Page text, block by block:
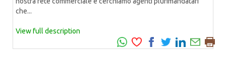
che...
View full description